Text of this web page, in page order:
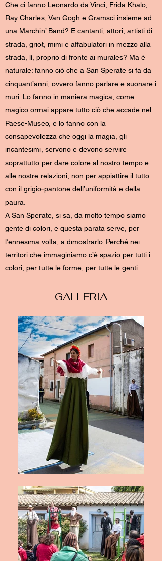
Che ci fanno Leonardo da Vinci, Frida Khalo,
Ray Charles, Van Gogh e Gramsci insieme ad
una Marchin’ Band? E cantanti, attori, artisti di
strada, griot, mimi e affabulatori in mezzo alla
strada, lì, proprio di fronte ai murales? Ma è
naturale: fanno ciò che a San Sperate si fa da
cinquant’anni, ovvero fanno parlare e suonare i
muri. Lo fanno in maniera magica, come
magico ormai appare tutto ciò che accade nel
Paese-Museo, e lo fanno con la
consapevolezza che oggi la magia, gli
incantesimi, servono e devono servire
soprattutto per dare colore al nostro tempo e
alle nostre relazioni, non per appiattire il tutto
con il grigio-pantone dell’uniformità e della
paura.
A San Sperate, si sa, da molto tempo siamo
gente di colori, e questa parata serve, per
l’ennesima volta, a dimostrarlo. Perché nei
territori che immaginiamo c’è spazio per tutti i
colori, per tutte le forme, per tutte le genti.
GALLERIA